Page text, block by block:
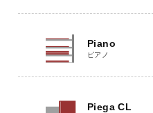
Piano
ピアノ
Piega CL